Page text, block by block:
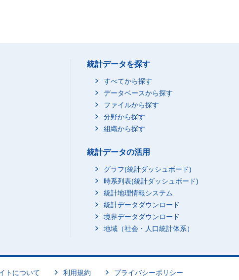
統計データを探す
すべてから探す
データベースから探す
ファイルから探す
分野から探す
組織から探す
統計データの活用
グラフ(統計ダッシュボード)
時系列表(統計ダッシュボード)
統計地理情報システム
統計データダウンロード
境界データダウンロード
地域（社会・人口統計体系）
トについて 利用規約 プライバシーポリシー